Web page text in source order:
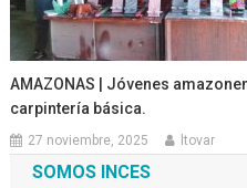
AMAZONAS | Jóvenes
carpintería básica.
27 noviembre, 2025 ltovar
SOMOS INCES